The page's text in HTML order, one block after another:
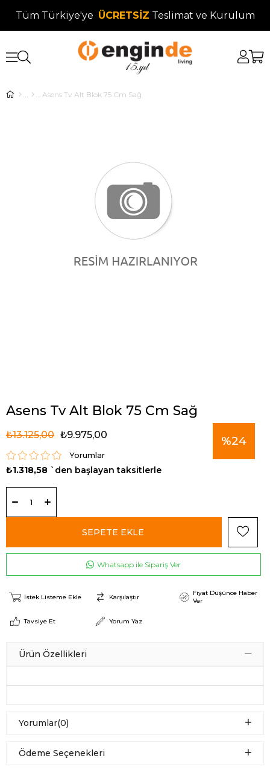
Tüm Türkiye'ye ÜCRETSİZ Teslimat ve Kurulum
Asens Tv Alt Blok 75 Cm Sağ
Asens Tv Alt Blok 75 Cm Sağ
%24
₺13.125,00 ₺9.975,00
Yorumlar
₺1.318,58 `den başlayan taksitlerle
Whatsapp ile Sipariş Ver
İstek Listeme Ekle Karşılaştır
Fiyat Düşünce Haber
Ver
Tavsiye Et Yorum Yaz
Ürün Özellikleri
Yorumlar(0)
Ödeme Seçenekleri